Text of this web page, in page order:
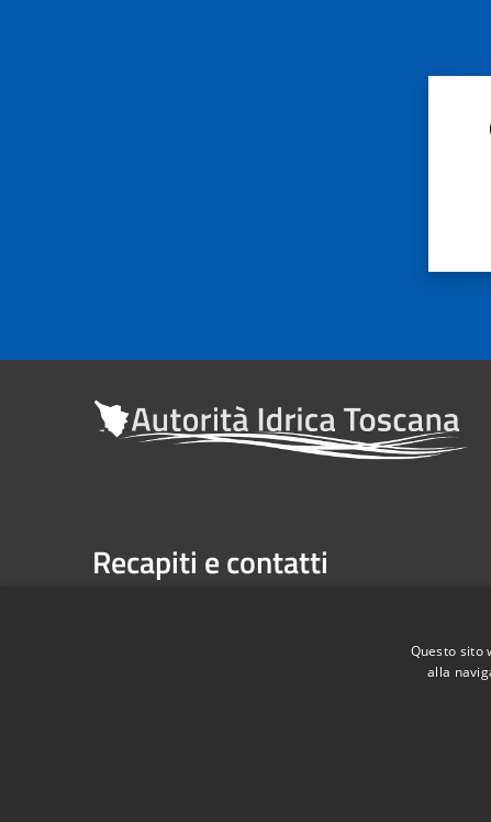
Recapiti e contatti
Casella Postale n. 1485 | U.P. Firenze, 7 Via G. Verdi
Questo sito
alla